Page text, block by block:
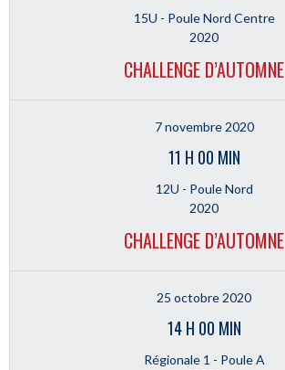
15U - Poule Nord Centre
2020
CHALLENGE D’AUTOMNE
7 novembre 2020
11 H 00 MIN
12U - Poule Nord
2020
CHALLENGE D’AUTOMNE
25 octobre 2020
14 H 00 MIN
Régionale 1 - Poule A